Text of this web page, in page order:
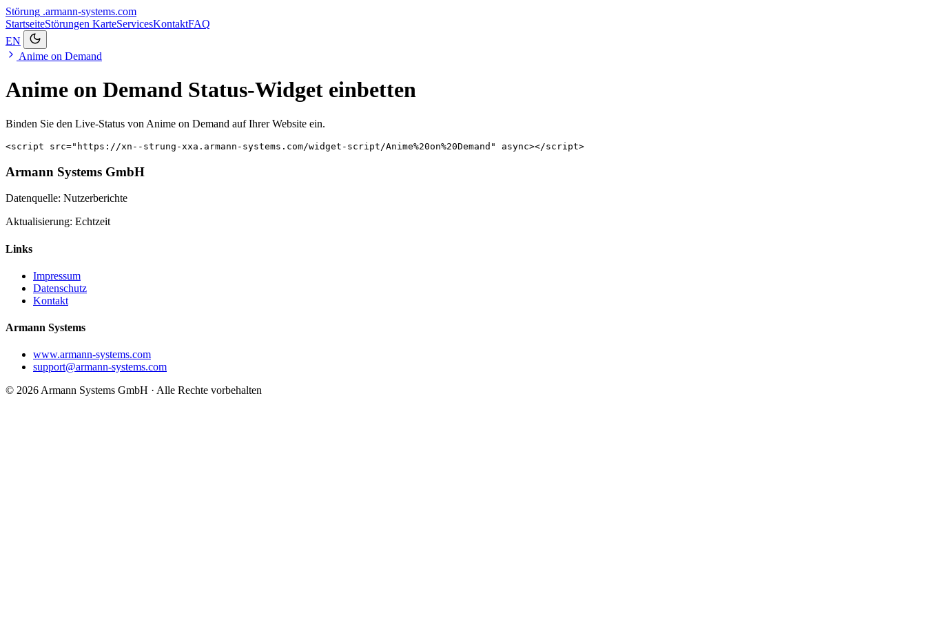
Störung .armann-systems.com
StartseiteStörungen KarteServicesKontaktFAQ
EN
Anime on Demand
Anime on Demand Status-Widget einbetten
Binden Sie den Live-Status von Anime on Demand auf Ihrer Website ein.
<script src="https://xn--strung-xxa.armann-systems.com/widget-script/Anime%20on%20Demand" async></script>
Armann Systems GmbH
Datenquelle: Nutzerberichte
Aktualisierung: Echtzeit
Links
Impressum
Datenschutz
Kontakt
Armann Systems
www.armann-systems.com
support@armann-systems.com
© 2026 Armann Systems GmbH · Alle Rechte vorbehalten